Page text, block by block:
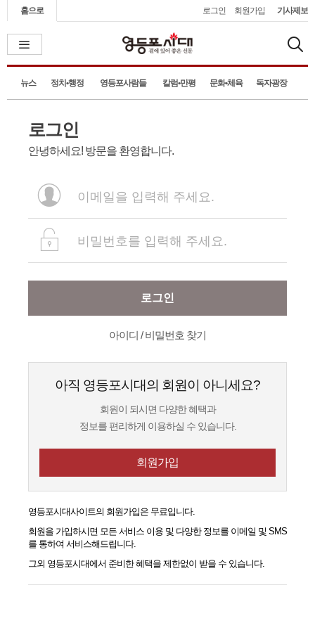
홈으로 로그인 회원가입 기사제보
뉴스 정치•행정 영등포사람들 칼럼•만평 문화•체육 독자광장
로그인
안녕하세요! 방문을 환영합니다.
로그인
아이디 / 비밀번호 찾기
아직 영등포시대의 회원이 아니세요?
회원이 되시면 다양한 혜택과
정보를 편리하게 이용하실 수 있습니다.
회원가입
영등포시대사이트의 회원가입은 무료입니다.
회원을 가입하시면 모든 서비스 이용 및 다양한 정보를 이메일 및 SMS
를 통하여 서비스해드립니다.
그외 영등포시대에서 준비한 혜택을 제한없이 받을 수 있습니다.